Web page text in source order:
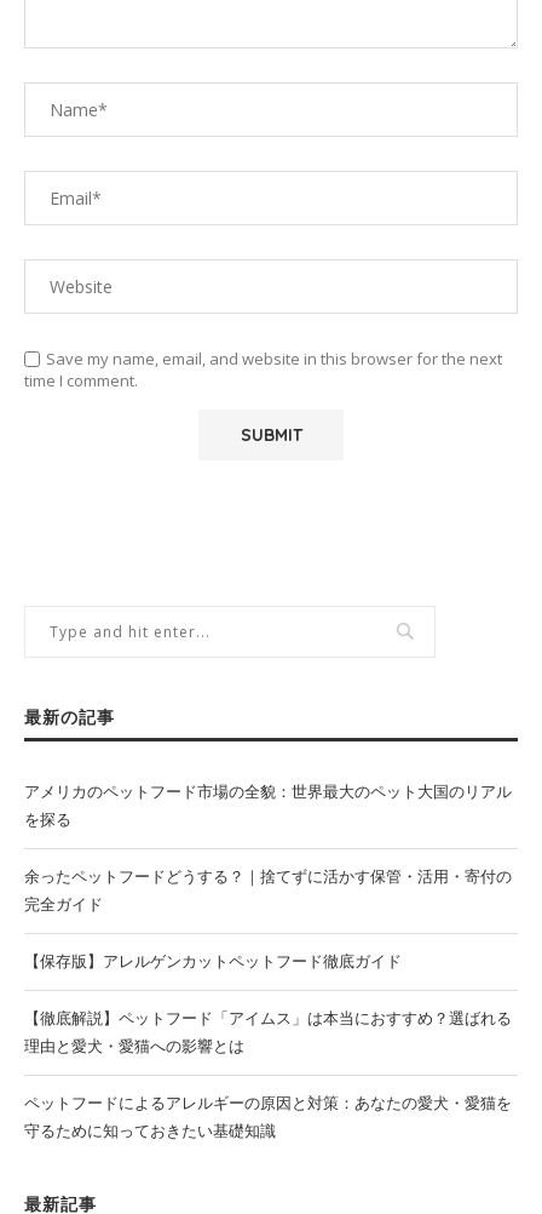
Save my name, email, and website in this browser for the next
time I comment.
最新の記事
アメリカのペットフード市場の全貌：世界最大のペット大国のリアル
を探る
余ったペットフードどうする？｜捨てずに活かす保管・活用・寄付の
完全ガイド
【保存版】アレルゲンカットペットフード徹底ガイド
【徹底解説】ペットフード「アイムス」は本当におすすめ？選ばれる
理由と愛犬・愛猫への影響とは
ペットフードによるアレルギーの原因と対策：あなたの愛犬・愛猫を
守るために知っておきたい基礎知識
最新記事